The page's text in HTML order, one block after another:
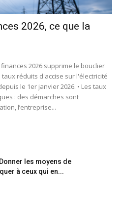
2026, ce que la
finances 2026 supprime le bouclier
réduits d'accise sur l'électricité
le 1er janvier 2026. • Les taux
: des démarches sont
l’entreprise...
les moyens de
à ceux qui en...